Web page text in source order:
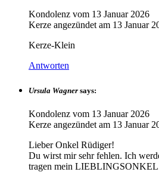
Kondolenz vom 13 Januar 2026
Kerze angezündet am 13 Januar
Kerze-Klein
Antworten
Ursula Wagner says:
Kondolenz vom 13 Januar 2026
Kerze angezündet am 13 Januar
Lieber Onkel Rüdiger!
Du wirst mir sehr fehlen. Ich
tragen mein